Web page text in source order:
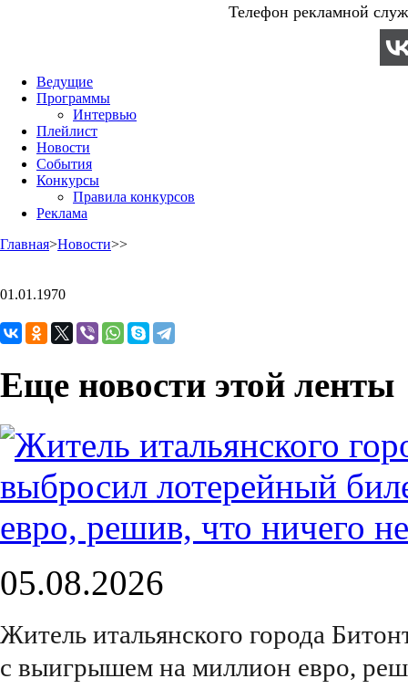
Телефон рекламной
Ведущие
Программы
Интервью
Плейлист
Новости
События
Конкурсы
Правила конкурсов
Реклама
Главная>Новости>>
01.01.1970
Еще новости этой ленты
05.08.2026
Житель итальянского города
с выигрышем на миллион евро,